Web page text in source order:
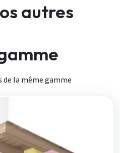
autres
de la même gamme